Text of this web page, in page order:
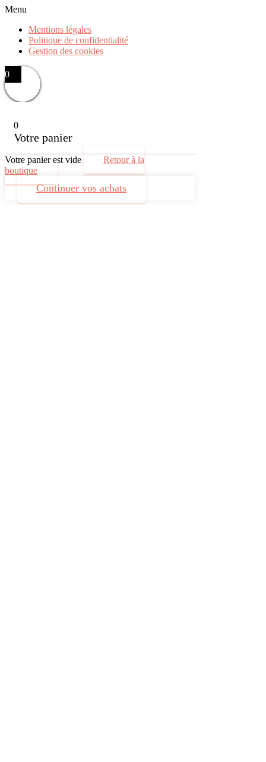
Menu
Mentions légales
Politique de confidentialité
Gestion des cookies
0
0
Votre panier
Votre panier est vide
Retour à la
boutique
Continuer vos achats